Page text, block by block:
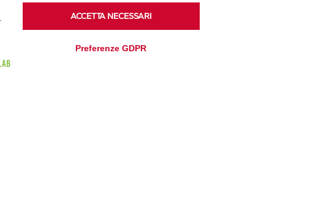
Accedi alla sezione
ACCETTA NECESSARI
Preferenze GDPR